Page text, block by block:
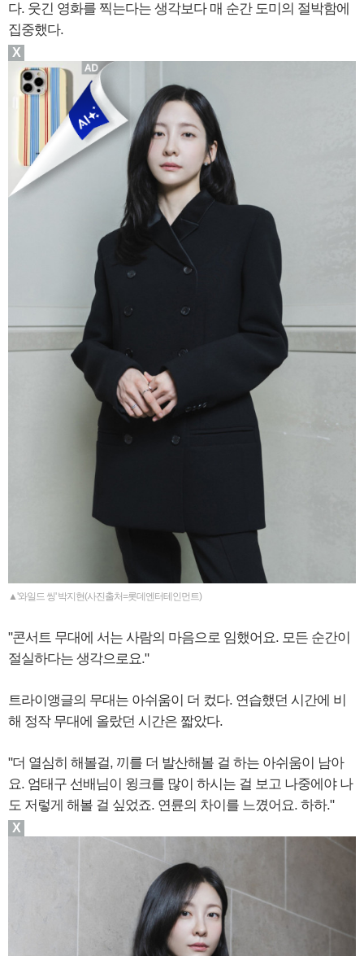
다. 웃긴 영화를 찍는다는 생각보다 매 순간 도미의 절박함에
집중했다.
▲'와일드 씽' 박지현(사진출처=롯데엔터테인먼트)
"콘서트 무대에 서는 사람의 마음으로 임했어요. 모든 순간이
절실하다는 생각으로요."
트라이앵글의 무대는 아쉬움이 더 컸다. 연습했던 시간에 비
해 정작 무대에 올랐던 시간은 짧았다.
"더 열심히 해볼걸, 끼를 더 발산해볼 걸 하는 아쉬움이 남아
요. 엄태구 선배님이 윙크를 많이 하시는 걸 보고 나중에야 나
도 저렇게 해볼 걸 싶었죠. 연륜의 차이를 느꼈어요. 하하."
X
X